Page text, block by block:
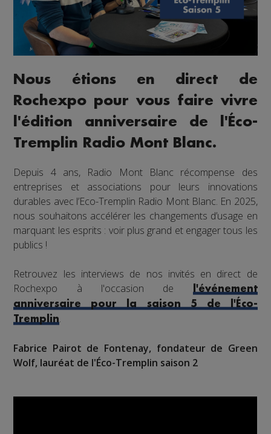
Nous étions en direct de
Rochexpo pour vous faire vivre
l'édition anniversaire de l'Éco-
Tremplin Radio Mont Blanc.
Depuis 4 ans, Radio Mont Blanc récompense des
entreprises et associations pour leurs innovations
durables avec l’Eco-Tremplin Radio Mont Blanc. En 2025,
nous souhaitons accélérer les changements d’usage en
marquant les esprits : voir plus grand et engager tous les
publics !
Retrouvez les interviews de nos invités en direct de
Rochexpo à l'occasion de
l'événement
anniversaire pour la saison 5 de l'Éco-
Tremplin.
Fabrice Pairot de Fontenay, fondateur de Green
Wolf, lauréat de l'Éco-Tremplin saison 2